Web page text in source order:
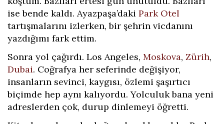
ise bende kaldı. Ayazpaşa’daki Park Otel
tartışmalarını izlerken, bir şehrin vicdanını
yazdığımı fark ettim.
Sonra yol çağırdı. Los Angeles, Moskova, Zürih,
Dubai. Coğrafya her seferinde değişiyor,
insanların sevinci, kaygısı, özlemi şaşırtıcı
biçimde hep aynı kalıyordu. Yolculuk bana yeni
adreslerden çok, durup dinlemeyi öğretti.